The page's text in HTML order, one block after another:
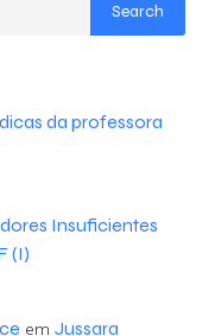
Search
da professora
Insuficientes
(I)
em Jussara